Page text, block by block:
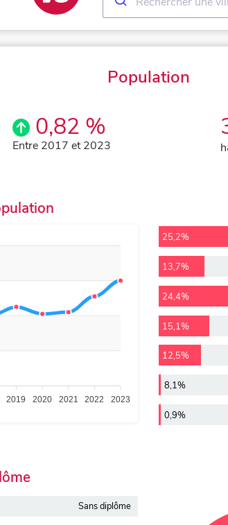
Population
0,82 %
Entre 2017 et 2023
2019 2020 2021 2022 2023
25,2%
13,7%
24,4%
15,1%
12,5%
8,1%
0,9%
Sans diplôme